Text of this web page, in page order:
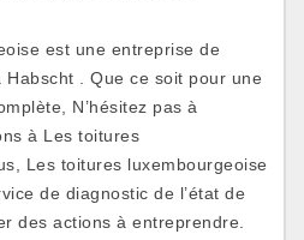
est une entreprise de
. Que ce soit pour une
N’hésitez pas à
à Les toitures
Les toitures luxembourgeoise
de diagnostic de l’état de
des actions à entreprendre.